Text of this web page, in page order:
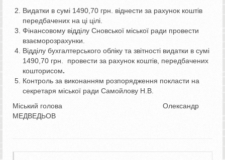
Видатки в сумі 1490,70 грн. віднести за рахунок коштів
передбачених на ці цілі.
Фінансовому відділу Сновської міської ради провести
взаєморозрахунки.
Відділу бухгалтерського обліку та звітності видатки в сумі
1490,70 грн. провести за рахунок коштів, передбачених
кошторисом.
Контроль за виконанням розпорядження покласти на
секретаря міської ради Самойлову Н.В.
Міський голова Олександр
МЕДВЕДЬОВ